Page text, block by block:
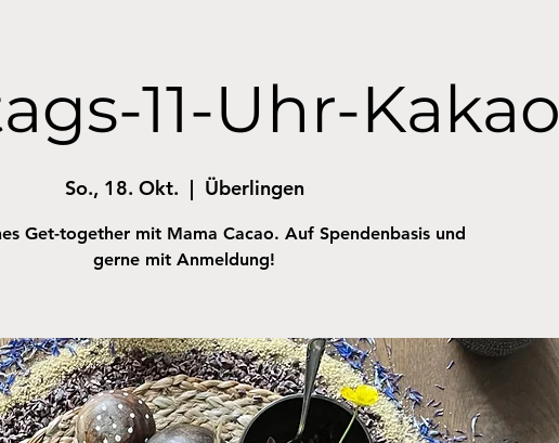
11-Uhr-Kakao
So., 18. Okt.
  |
Überlingen
Get-together mit Mama Cacao. Auf Spendenbasis und
gerne mit Anmeldung!